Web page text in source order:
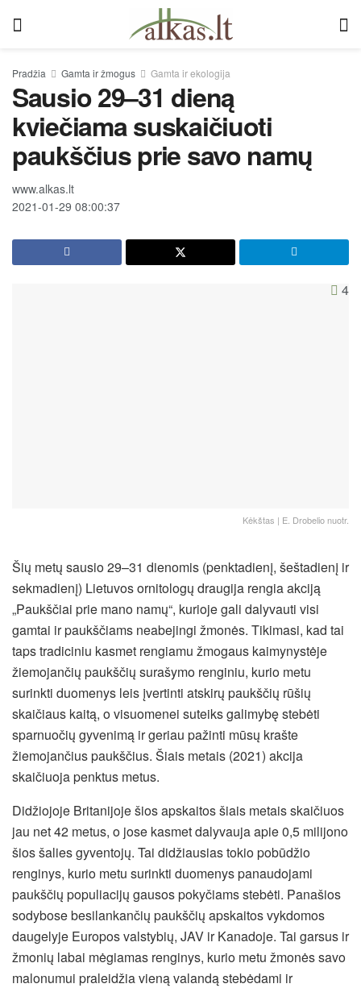
Pradžia Gamta ir žmogus Gamta ir ekologija
Sausio 29–31 dieną
kviečiama suskaičiuoti
paukščius prie savo namų
www.alkas.lt
2021-01-29 08:00:37
4
Kėkštas | E. Drobelio nuotr.
Šių metų sausio 29–31 dienomis (penktadienį, šeštadienį ir
sekmadienį) Lietuvos ornitologų draugija rengia akciją
„Paukščiai prie mano namų“, kurioje gali dalyvauti visi
gamtai ir paukščiams neabejingi žmonės. Tikimasi, kad tai
taps tradiciniu kasmet rengiamu žmogaus kaimynystėje
žiemojančių paukščių surašymo renginiu, kurio metu
surinkti duomenys leis įvertinti atskirų paukščių rūšių
skaičiaus kaitą, o visuomenei suteiks galimybę stebėti
sparnuočių gyvenimą ir geriau pažinti mūsų krašte
žiemojančius paukščius. Šiais metais (2021) akcija
skaičiuoja penktus metus.
Didžiojoje Britanijoje šios apskaitos šiais metais skaičiuos
jau net 42 metus, o jose kasmet dalyvauja apie 0,5 milijono
šios šalies gyventojų. Tai didžiausias tokio pobūdžio
renginys, kurio metu surinkti duomenys panaudojami
paukščių populiacijų gausos pokyčiams stebėti. Panašios
sodybose besilankančių paukščių apskaitos vykdomos
daugelyje Europos valstybių, JAV ir Kanadoje. Tai garsus ir
žmonių labai mėgiamas renginys, kurio metu žmonės savo
malonumui praleidžia vieną valandą stebėdami ir